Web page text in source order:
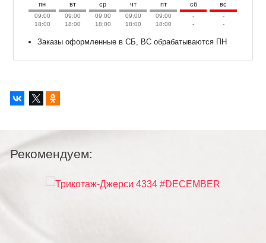
пн вт ср чт пт сб вс
09:00
18:00
09:00
18:00
09:00
18:00
09:00
18:00
09:00
18:00
-
-
-
-
Заказы оформленные в СБ, ВС обрабатываются ПН
Рекомендуем: